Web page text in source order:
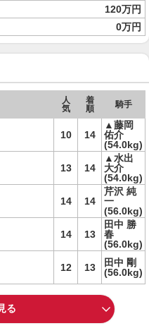
120万円
0万円
人
気
着
順
騎手
10 14
▲藤岡
佑介
(54.0kg)
13 14
▲水出
大介
(54.0kg)
14 14
芹沢 純
一
(56.0kg)
14 13
田中 勝
春
(56.0kg)
12 13
田中 剛
(56.0kg)
る